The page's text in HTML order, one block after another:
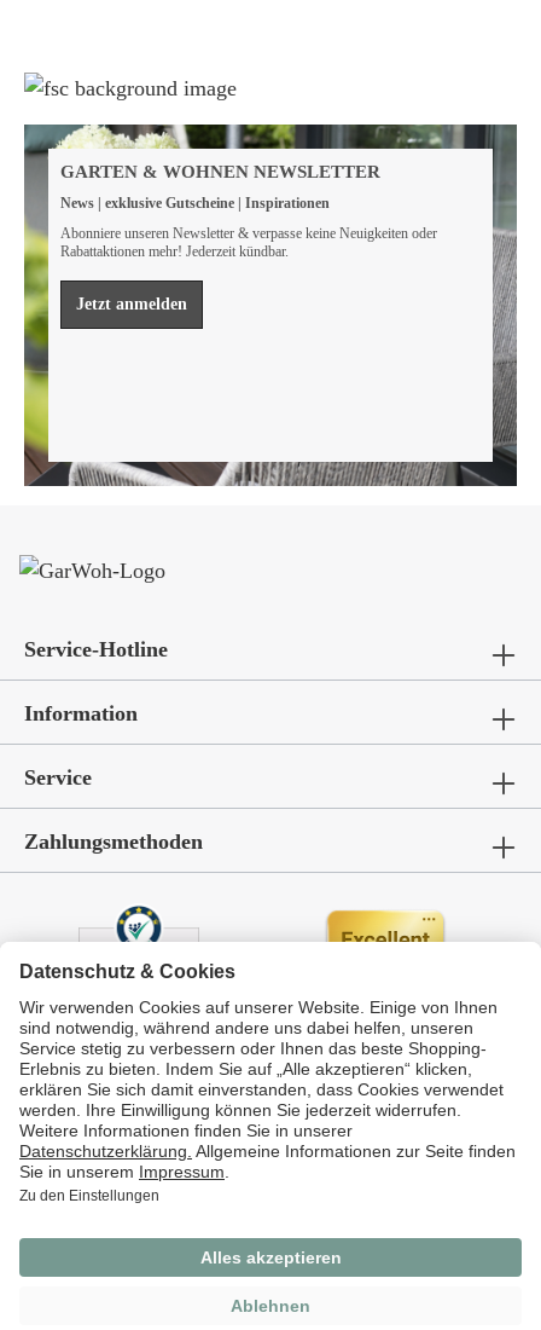
leisten müssen, um unsere natürlichen Ressourcen zu
bewahren.
Mehr erfahren
GARTEN & WOHNEN NEWSLETTER
News | exklusive Gutscheine | Inspirationen
Abonniere unseren Newsletter & verpasse keine Neuigkeiten oder
Rabattaktionen mehr! Jederzeit kündbar.
Jetzt anmelden
Service-Hotline
Information
Service
Zahlungsmethoden
Durchschnittliche Bewertung von GarWoh – Gartenmöbel & Wohnen
mit336Bewertungen
|
Bewertungsgrundlage des Anbieters: 4 Verkaufs- und 4 Bewertungsplattformen
* Alle Preise inkl. gesetzl. Mehrwertsteuer.